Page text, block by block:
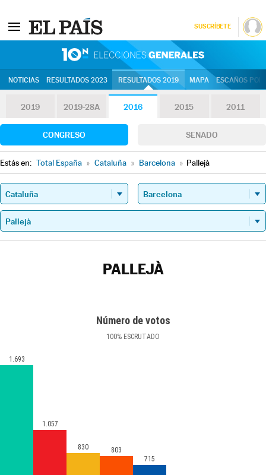
SUSCRÍBETE
NOTICIAS RESULTADOS 2023 RESULTADOS 2019 MAPA ESCAÑOS
2019 2019-28A 2016 2015 2011
CONGRESO SENADO
Estás en: Total España » Cataluña » Barcelona » Pallejà
PALLEJÀ
Número de votos
100% ESCRUTADO
1.693
1.057
830
803
715